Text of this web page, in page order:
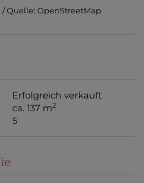
Quelle: OpenStreetMap
Erfolgreich verkauft
ca. 137 m2
5